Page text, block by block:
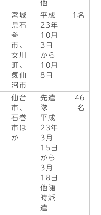
他
宮城
県石
巻
市、
女川
町、
気仙
沼市
平成
23年
10月
3日
から
10月
8日
1名
仙台
市、
石巻
市ほ
か
先遣
隊
平成
23年
3月
15日
から
3月
18日
他随
時派
遣
46
名